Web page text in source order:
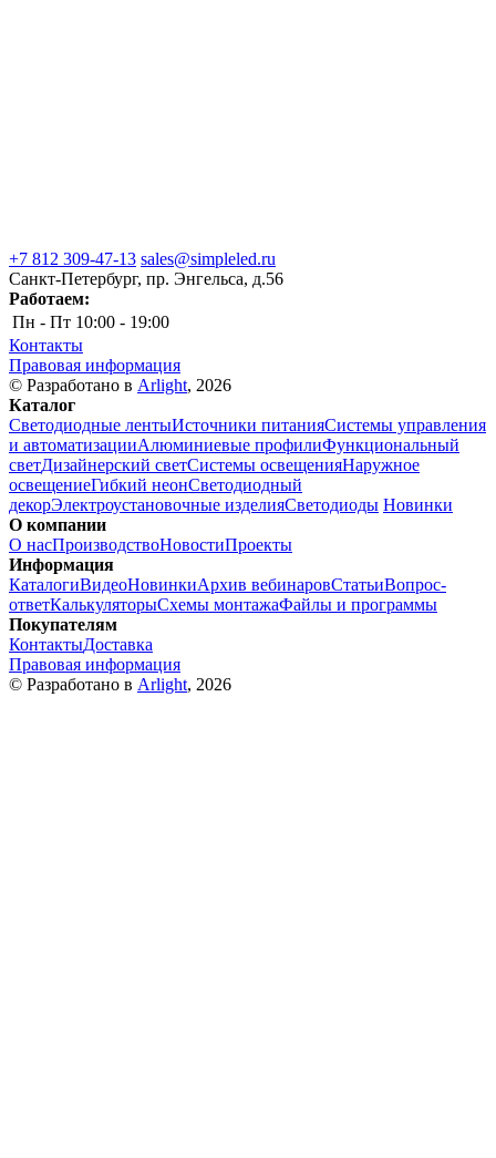
+7 812 309-47-13 sales@simpleled.ru
Санкт-Петербург, пр. Энгельса, д.56
Работаем:
Пн - Пт 10:00 - 19:00
Контакты
Правовая информация
© Разработано в Arlight, 2026
Каталог
Светодиодные лентыИсточники питанияСистемы управления
и автоматизацииАлюминиевые профилиФункциональный
светДизайнерский светСистемы освещенияНаружное
освещениеГибкий неонСветодиодный
декорЭлектроустановочные изделияСветодиоды Новинки
О компании
О насПроизводствоНовостиПроекты
Информация
КаталогиВидеоНовинкиАрхив вебинаровСтатьиВопрос-
ответКалькуляторыСхемы монтажаФайлы и программы
Покупателям
КонтактыДоставка
Правовая информация
© Разработано в Arlight, 2026